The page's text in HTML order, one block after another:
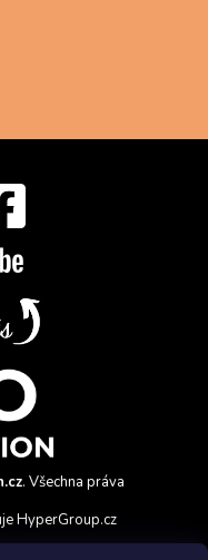
. Všechna práva
HyperGroup.cz